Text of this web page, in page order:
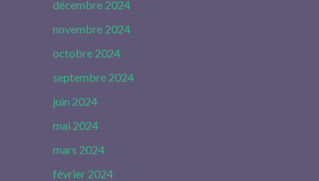
décembre 2024
novembre 2024
octobre 2024
septembre 2024
juin 2024
mai 2024
mars 2024
février 2024